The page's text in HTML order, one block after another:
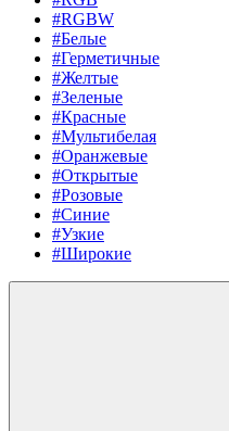
#RGBW
#Белые
#Герметичные
#Желтые
#Зеленые
#Красные
#Мультибелая
#Оранжевые
#Открытые
#Розовые
#Синие
#Узкие
#Широкие